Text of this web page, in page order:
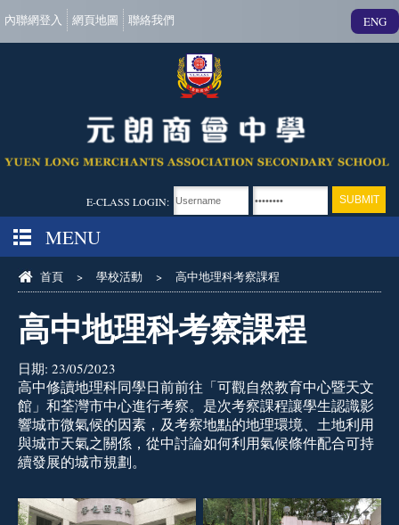
內聯網登入 網頁地圖 聯絡我們 ENG
E-CLASS LOGIN:
MENU
首頁 > 學校活動 > 高中地理科考察課程
高中地理科考察課程
日期: 23/05/2023
高中修讀地理科同學日前前往「可觀自然教育中心暨天文
館」和荃灣市中心進行考察。是次考察課程讓學生認識影
響城市微氣候的因素，及考察地點的地理環境、土地利用
與城市天氣之關係，從中討論如何利用氣候條件配合可持
續發展的城市規劃 。